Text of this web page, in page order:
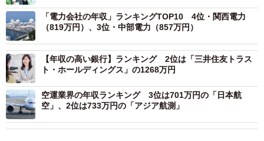
ンクイン。グループ全体の本部機能を担い、各ビジネスモ
デルの世界展開と、グループ売上1兆円に向けての各種施策
立案・実行をしています。同社グループは、同社及び連結
子会社10社で構成されており、直営方式による回転すし店
のチェーン展開を主たる事業としています。同社グループ
は、国内では「スシロー」ブランドにて直営方式による回
転すし店を中心に展開し、海外では韓国、台湾、シンガポ
ール、香港で直営方式による回転すし店を展開していま
「電力会社の年収」ランキングTOP10 4位・関西電力
（819万円）、3位・中部電力（857万円）
【年収の高い銀行】ランキング 2位は「三井住友トラス
ト・ホールディングス」の1268万円
空運業界の年収ランキング 3位は701万円の「日本航
空」、2位は733万円の「アジア航測」